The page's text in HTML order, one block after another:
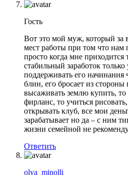
Гость
Вот это мой муж, который за
мест работы при том что нам
просто когда мне приходится
стабильный заработок
поддерживать его
блин, его бросает из стороны
высаживать землю купить, то
фирланс, то учиться
открывать клуб, все мои
зарабатывает но да – с ним
жизни семейной не
Ответить
olya_minolli